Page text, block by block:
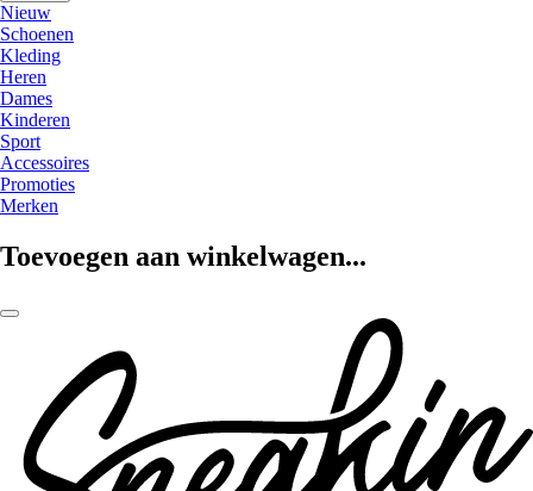
Nieuw
Schoenen
Kleding
Heren
Dames
Kinderen
Sport
Accessoires
Promoties
Merken
Toevoegen aan winkelwagen...